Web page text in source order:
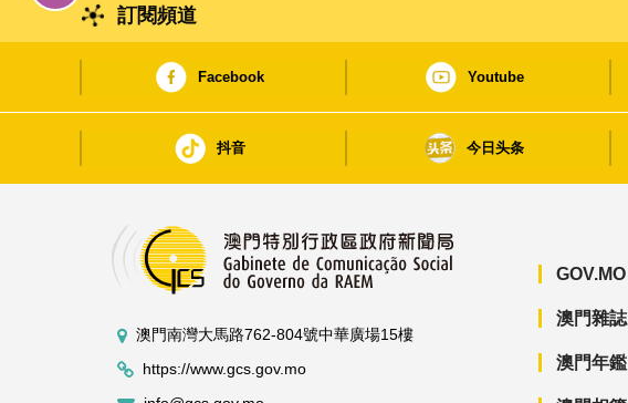
訂閱頻道
Facebook Youtube
抖音 今日头条
澳門南灣大馬路762-804號中華廣場15樓
https://www.gcs.gov.mo
GOV.MO
澳門雜誌
澳門年鑑